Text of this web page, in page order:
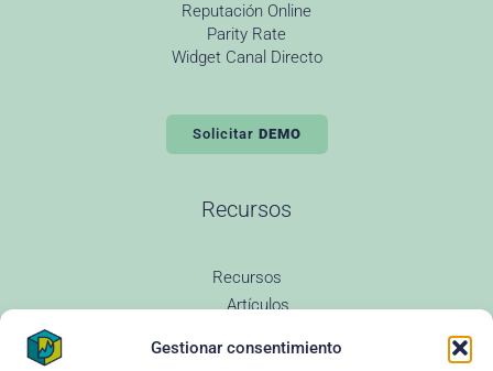
Gestionar consentimiento
Reputación Online
Parity Rate
Widget Canal Directo
Solicitar DEMO
Recursos
Recursos
Artículos
Revenue Management